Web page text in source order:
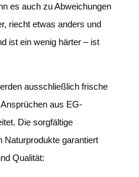
es auch zu Abweichungen
riecht etwas anders und
ist ein wenig härter – ist
ausschließlich frische
aus EG-
Die sorgfältige
Naturprodukte garantiert
Qualität: